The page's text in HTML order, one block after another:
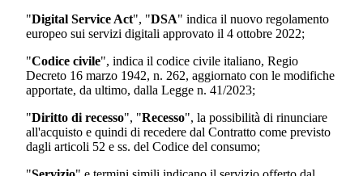
"Digital Service Act", "DSA" indica il nuovo regolamento
europeo sui servizi digitali approvato il 4 ottobre 2022;
"Codice civile", indica il codice civile italiano, Regio
Decreto 16 marzo 1942, n. 262, aggiornato con le modifiche
apportate, da ultimo, dalla Legge n. 41/2023;
"Diritto di recesso", "Recesso", la possibilità di rinunciare
all'acquisto e quindi di recedere dal Contratto come previsto
dagli articoli 52 e ss. del Codice del consumo;